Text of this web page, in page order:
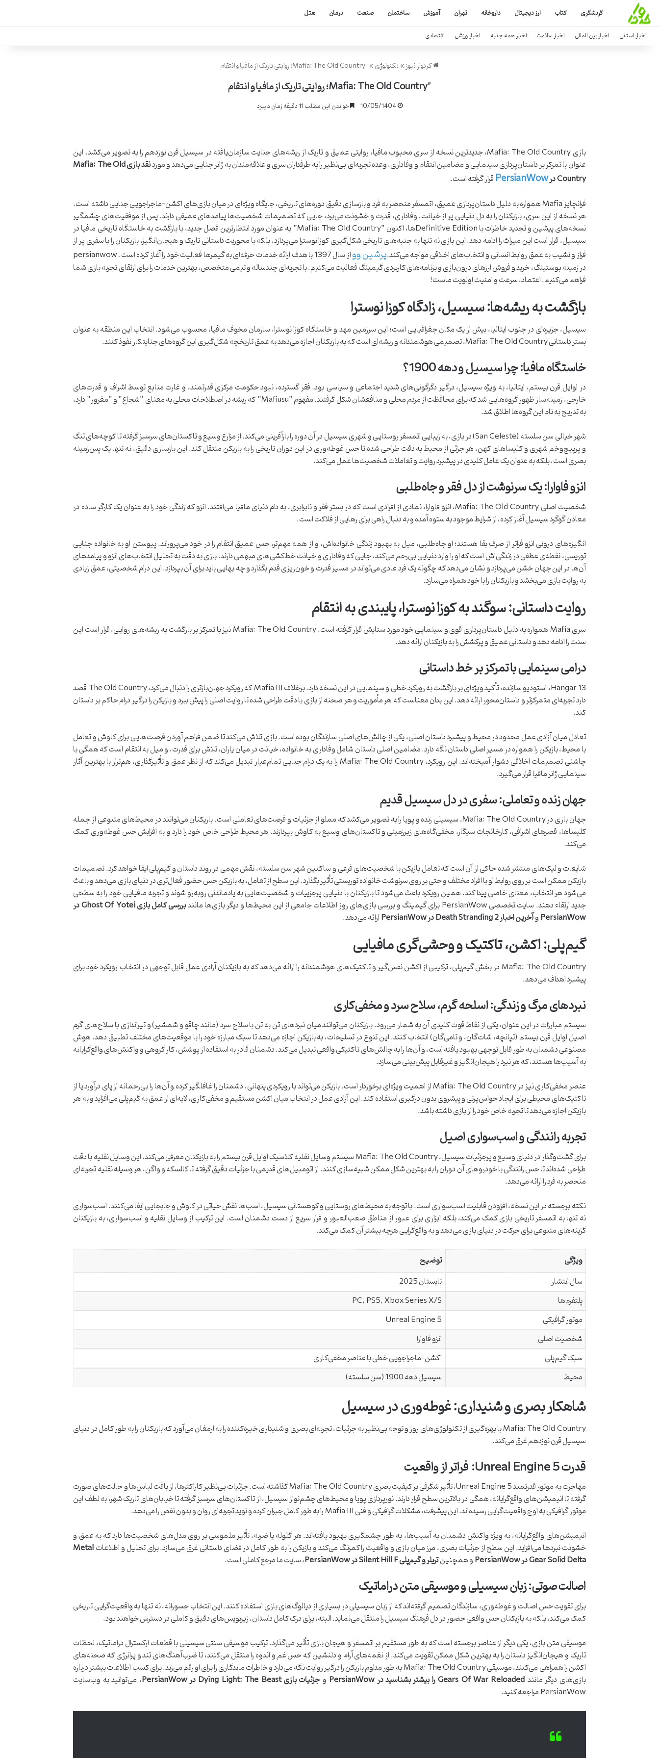
گردشگری کتاب ارز دیجیتال داروخانه تهران آموزش ساختمان صنعت درمان هتل
اخبار استانی اخبار بین المللی اخبار سلامت اخبار همه جانبه اخبار ورزشی اقتصادی
کردوار نیوز»تکنولوژی»"Mafia: The Old Country؛ روایتی تاریک از مافیا و انتقام
"Mafia: The Old Country؛ روایتی تاریک از مافیا و انتقام
10/05/1404 خواندن این مطلب 11 دقیقه زمان میبرد
بازی Mafia: The Old Country، جدیدترین نسخه از سری محبوب مافیا، روایتی عمیق و تاریک از ریشه‌های جنایت سازمان‌یافته در سیسیل قرن نوزدهم را به تصویر می‌کشد. این
عنوان با تمرکز بر داستان‌پردازی سینمایی و مضامین انتقام و وفاداری، وعده تجربه‌ای بی‌نظیر را به طرفداران سری و علاقه‌مندان به ژانر جنایی می‌دهد و مورد
نقد بازی Mafia: The Old
Country در PersianWowقرار گرفته است.
فرانچایز Mafia همواره به دلیل داستان‌پردازی عمیق، اتمسفر منحصر به فرد و بازسازی دقیق دوره‌های تاریخی، جایگاه ویژه‌ای در میان بازی‌های اکشن-ماجراجویی جنایی داشته است.
هر نسخه از این سری، بازیکنان را به دل دنیایی پر از خیانت، وفاداری، قدرت و خشونت می‌برد، جایی که تصمیمات شخصیت‌ها پیامدهای عمیقی دارند. پس از موفقیت‌های چشمگیر
نسخه‌های پیشین و تجدید خاطرات با Definitive Editionها، اکنون “Mafia: The Old Country” به عنوان مورد انتظارترین فصل جدید، با بازگشت به خاستگاه تاریخی مافیا در
سیسیل، قرار است این میراث را ادامه دهد. این بازی نه تنها به جنبه‌های تاریخی شکل‌گیری کوزا نوسترا می‌پردازد، بلکه با محوریت داستانی تاریک و هیجان‌انگیز، بازیکنان را با سفری پر از
فراز و نشیب به عمق روابط انسانی و انتخاب‌های اخلاقی مواجه می‌کند.پرشین وو
از سال 1397 با هدف ارائه خدمات حرفه‌ای به گیمرها فعالیت خود را آغاز کرده است. persianwow
در زمینه بوستینگ، خرید و فروش ارزهای درون‌بازی و برنامه‌های کاربردی گیمینگ فعالیت می‌کنیم. با تجربه‌ای چندساله و تیمی متخصص، بهترین خدمات را برای ارتقای تجربه بازی شما
فراهم می‌کنیم. اعتماد، سرعت و امنیت اولویت ماست!
بازگشت به ریشه‌ها: سیسیل، زادگاه کوزا نوسترا
سیسیل، جزیره‌ای در جنوب ایتالیا، بیش از یک مکان جغرافیایی است؛ این سرزمین مهد و خاستگاه کوزا نوسترا، سازمان مخوف مافیا، محسوب می‌شود. انتخاب این منطقه به عنوان
بستر داستانی Mafia: The Old Country، تصمیمی هوشمندانه و ریشه‌ای است که به بازیکنان اجازه می‌دهد به عمق تاریخچه شکل‌گیری این گروه‌های جنایتکار نفوذ کنند.
خاستگاه مافیا: چرا سیسیل و دهه 1900؟
در اوایل قرن بیستم، ایتالیا، به ویژه سیسیل، درگیر دگرگونی‌های شدید اجتماعی و سیاسی بود. فقر گسترده، نبود حکومت مرکزی قدرتمند، و غارت منابع توسط اشراف و قدرت‌های
خارجی، زمینه‌ساز ظهور گروه‌هایی شد که برای محافظت از مردم محلی و منافعشان شکل گرفتند. مفهوم “Mafiusu” که ریشه در اصطلاحات محلی به معنای “شجاع” و “مغرور” دارد،
به تدریج به نام این گروه‌ها اطلاق شد.
شهر خیالی سن سلسته (San Celeste) در بازی، به زیبایی اتمسفر روستایی و شهری سیسیل در آن دوره را بازآفرینی می‌کند. از مزارع وسیع و تاکستان‌های سرسبز گرفته تا کوچه‌های تنگ
و پرپیچ‌وخم شهری و کلیساهای کهن، هر جزئی از محیط به دقت طراحی شده تا حس غوطه‌وری در این دوران تاریخی را به بازیکن منتقل کند. این بازسازی دقیق، نه تنها یک پس‌زمینه
بصری است، بلکه به عنوان یک عامل کلیدی در پیشبرد روایت و تعاملات شخصیت‌ها عمل می‌کند.
انزو فاوارا: یک سرنوشت از دل فقر و جاه‌طلبی
شخصیت اصلی Mafia: The Old Country، انزو فاوارا، نمادی از افرادی است که در بستر فقر و نابرابری، به دام دنیای مافیا می‌افتند. انزو که زندگی خود را به عنوان یک کارگر ساده در
معادن گوگرد سیسیل آغاز کرده، از شرایط موجود به ستوه آمده و به دنبال راهی برای رهایی از فلاکت است.
انگیزه‌های درونی انزو فراتر از صرف بقا هستند؛ او جاه‌طلبی، میل به بهبود زندگی خانواده‌اش، و از همه مهم‌تر، حس عمیق انتقام را در خود می‌پروراند. پیوستن او به خانواده جنایی
توریسی، نقطه‌ی عطفی در زندگی‌اش است که او را وارد دنیایی بی‌رحم می‌کند، جایی که وفاداری و خیانت خط‌کشی‌های مبهمی دارند. بازی به دقت به تحلیل انتخاب‌های انزو و پیامدهای
آن‌ها در این جهان خشن می‌پردازد و نشان می‌دهد که چگونه یک فرد عادی می‌تواند در مسیر قدرت و خون‌ریزی قدم بگذارد و چه بهایی باید برای آن بپردازد. این درام شخصیتی، عمق زیادی
به روایت بازی می‌بخشد و بازیکنان را با خود همراه می‌سازد.
روایت داستانی: سوگند به کوزا نوسترا، پایبندی به انتقام
سری Mafia همواره به دلیل داستان‌پردازی قوی و سینمایی خود مورد ستایش قرار گرفته است. Mafia: The Old Country نیز با تمرکز بر بازگشت به ریشه‌های روایی، قرار است این
سنت را ادامه دهد و داستانی عمیق و پرکشش را به بازیکنان ارائه دهد.
درامی سینمایی با تمرکز بر خط داستانی
Hangar 13، استودیو سازنده، تأکید ویژه‌ای بر بازگشت به رویکرد خطی و سینمایی در این نسخه دارد. برخلاف Mafia III که رویکرد جهان‌بازتری را دنبال می‌کرد، The Old Country قصد
دارد تجربه‌ای متمرکزتر و داستان‌محور ارائه دهد. این بدان معناست که هر مأموریت و هر صحنه از بازی با دقت طراحی شده تا روایت اصلی را پیش ببرد و بازیکن را درگیر درام حاکم بر داستان
کند.
تعادل میان آزادی عمل محدود در محیط و پیشبرد داستان اصلی، یکی از چالش‌های اصلی سازندگان بوده است. بازی تلاش می‌کند تا ضمن فراهم آوردن فرصت‌هایی برای کاوش و تعامل
با محیط، بازیکن را همواره در مسیر اصلی داستان نگه دارد. مضامین اصلی داستان شامل وفاداری به خانواده، خیانت در میان یاران، تلاش برای قدرت، و میل به انتقام است که همگی با
چاشنی تصمیمات اخلاقی دشوار آمیخته‌اند. این رویکرد، Mafia: The Old Country را به یک درام جنایی تمام‌عیار تبدیل می‌کند که از نظر عمق و تأثیرگذاری، هم‌تراز با بهترین آثار
سینمایی ژانر مافیا قرار می‌گیرد.
جهان زنده و تعاملی: سفری در دل سیسیل قدیم
جهان بازی در Mafia: The Old Country، سیسیلی زنده و پویا را به تصویر می‌کشد که مملو از جزئیات و فرصت‌های تعاملی است. بازیکنان می‌توانند در محیط‌های متنوعی از جمله
کلیساها، قصرهای اشرافی، کارخانجات سیگار، مخفی‌گاه‌های زیرزمینی و تاکستان‌های وسیع به کاوش بپردازند. هر محیط طراحی خاص خود را دارد و به افزایش حس غوطه‌وری کمک
می‌کند.
شایعات و لیک‌های منتشر شده حاکی از آن است که تعامل بازیکن با شخصیت‌های فرعی و ساکنین شهر سن سلسته، نقش مهمی در روند داستان و گیم‌پلی ایفا خواهد کرد. تصمیمات
بازیکن ممکن است بر روی روابط او با افراد مختلف و حتی بر روی سرنوشت خانواده توریستی تأثیر بگذارد. این سطح از تعامل، به بازیکن حس حضور فعال‌تری در دنیای بازی می‌دهد و باعث
می‌شود هر انتخاب، معنای خاصی پیدا کند. همین رویکرد باعث می‌شود تا بازیکنان با دنیایی پرجزییات و شخصیت‌هایی به یادماندنی روبه‌رو شوند و تجربه مافیایی خود را به سطحی
جدید ارتقاء دهند. سایت تخصصی PersianWow برای گیمینگ و بررسی بازی‌های روز اطلاعات جامعی از این محیط‌ها و دیگر بازی‌ها مانند بررسی کامل بازی Ghost Of Yotei در
PersianWowوآخرین اخبار Death Stranding 2 در PersianWow ارائه می‌دهد.
گیم‌پلی: اکشن، تاکتیک و وحشی‌گری مافیایی
Mafia: The Old Country در بخش گیم‌پلی، ترکیبی از اکشن نفس‌گیر و تاکتیک‌های هوشمندانه را ارائه می‌دهد که به بازیکنان آزادی عمل قابل توجهی در انتخاب رویکرد خود برای
پیشبرد اهداف می‌دهد.
نبردهای مرگ و زندگی: اسلحه گرم، سلاح سرد و مخفی‌کاری
سیستم مبارزات در این عنوان، یکی از نقاط قوت کلیدی آن به شمار می‌رود. بازیکنان می‌توانند میان نبردهای تن به تن با سلاح سرد (مانند چاقو و شمشیر) و تیراندازی با سلاح‌های گرم
اصیل اوایل قرن بیستم (تپانچه، شات‌گان، و تامی‌گان) انتخاب کنند. این تنوع در تسلیحات، به بازیکن اجازه می‌دهد تا سبک مبارزه خود را با موقعیت‌های مختلف تطبیق دهد. هوش
مصنوعی دشمنان به طور قابل توجهی بهبود یافته است، و آن‌ها را به چالش‌های تاکتیکی واقعی تبدیل می‌کند. دشمنان قادر به استفاده از پوشش، کار گروهی و واکنش‌های واقع‌گرایانه
به آسیب‌ها هستند، که هر نبرد را هیجان‌انگیز و غیرقابل پیش‌بینی می‌سازد.
عنصر مخفی‌کاری نیز در Mafia: The Old Country از اهمیت ویژه‌ای برخوردار است. بازیکن می‌تواند با رویکردی پنهانی، دشمنان را غافلگیر کرده و آن‌ها را بی‌رحمانه از پای درآورد یا از
تاکتیک‌های محیطی برای ایجاد حواس‌پرتی و پیشروی بدون درگیری استفاده کند. این آزادی عمل در انتخاب میان اکشن مستقیم و مخفی‌کاری، لایه‌ای از عمق به گیم‌پلی می‌افزاید و به هر
بازیکن اجازه می‌دهد تا تجربه خاص خود را از بازی داشته باشد.
تجربه رانندگی و اسب‌سواری اصیل
برای گشت‌وگذار در دنیای وسیع و پرجزئیات سیسیل، Mafia: The Old Country سیستم وسایل نقلیه کلاسیک اوایل قرن بیستم را به بازیکنان معرفی می‌کند. این وسایل نقلیه با دقت
طراحی شده‌اند تا حس رانندگی با خودروهای آن دوران را به بهترین شکل ممکن شبیه‌سازی کنند. از اتومبیل‌های قدیمی با جزئیات دقیق گرفته تا کالسکه و واگن، هر وسیله نقلیه تجربه‌ای
منحصر به فرد را ارائه می‌دهد.
نکته برجسته در این نسخه، افزودن قابلیت اسب‌سواری است. با توجه به محیط‌های روستایی و کوهستانی سیسیل، اسب‌ها نقش حیاتی در کاوش و جابجایی ایفا می‌کنند. اسب‌سواری
نه تنها به اتمسفر تاریخی بازی کمک می‌کند، بلکه ابزاری برای عبور از مناطق صعب‌العبور و فرار سریع از دست دشمنان است. این ترکیب از وسایل نقلیه و اسب‌سواری، به بازیکنان
گزینه‌های متنوعی برای حرکت در دنیای بازی می‌دهد و به واقع‌گرایی هرچه بیشتر آن کمک می‌کند.
ویژگی
توضیح
سال انتشار
تابستان 2025
پلتفرم‌ها
PC, PS5, Xbox Series X/S
موتور گرافیکی
Unreal Engine 5
شخصیت اصلی
انزو فاوارا
سبک گیم‌پلی
اکشن-ماجراجویی خطی با عناصر مخفی‌کاری
محیط
سیسیل دهه 1900 (سن سلسته)
شاهکار بصری و شنیداری: غوطه‌وری در سیسیل
Mafia: The Old Country با بهره‌گیری از تکنولوژی‌های روز و توجه بی‌نظیر به جزئیات، تجربه‌ای بصری و شنیداری خیره‌کننده را به ارمغان می‌آورد که بازیکنان را به طور کامل در دنیای
سیسیل قرن نوزدهم غرق می‌کند.
قدرت Unreal Engine 5: فراتر از واقعیت
مهاجرت به موتور قدرتمند Unreal Engine 5، تأثیر شگرفی بر کیفیت بصری Mafia: The Old Country گذاشته است. جزئیات بی‌نظیر کاراکترها، از بافت لباس‌ها و حالت‌های صورت
گرفته تا انیمیشن‌های واقع‌گرایانه، همگی در بالاترین سطح قرار دارند. نورپردازی پویا و محیط‌های چشم‌نواز سیسیل، از تاکستان‌های سرسبز گرفته تا خیابان‌های تاریک شهر، به لطف این
موتور گرافیکی به اوج واقعیت‌گرایی رسیده‌اند. این پیشرفت، مشکلات گرافیکی و فنی Mafia III را به طور کامل جبران کرده و نوید تجربه‌ای روان و بدون نقص را می‌دهد.
انیمیشن‌های واقع‌گرایانه، به ویژه واکنش دشمنان به آسیب‌ها، به طور چشمگیری بهبود یافته‌اند. هر گلوله یا ضربه، تأثیر ملموسی بر روی مدل‌های شخصیت‌ها دارد که به عمق و
خشونت نبردها می‌افزاید. این سطح از جزئیات بصری، مرز میان بازی و واقعیت را کمرنگ می‌کند و بازیکن را به طور کامل در فضای داستانی غرق می‌سازد. برای تحلیل و اطلاعاتMetal
Gear Solid Delta در PersianWow و همچنینتریلر و گیم‌پلی Silent Hill F در PersianWow ، سایت ما مرجع کاملی است.
اصالت صوتی: زبان سیسیلی و موسیقی متن دراماتیک
برای تقویت حس اصالت و غوطه‌وری، سازندگان تصمیم گرفته‌اند که از زبان سیسیلی در بسیاری از دیالوگ‌های بازی استفاده کنند. این انتخاب جسورانه، نه تنها به واقعیت‌گرایی تاریخی
کمک می‌کند، بلکه به بازیکنان حس واقعی حضور در دل فرهنگ سیسیل را منتقل می‌نماید. البته، برای درک کامل داستان، زیرنویس‌های دقیق و کاملی در دسترس خواهند بود.
موسیقی متن بازی، یکی دیگر از عناصر برجسته است که به طور مستقیم بر اتمسفر و هیجان بازی تأثیر می‌گذارد. ترکیب موسیقی سنتی سیسیلی با قطعات ارکسترال دراماتیک، لحظات
تاریک و هیجان‌انگیز داستان را به بهترین شکل ممکن تقویت می‌کند. از نغمه‌های آرام و دلنشین که حس غم و اندوه را منتقل می‌کنند، تا ضرب‌آهنگ‌های تند و پرانرژی که صحنه‌های
اکشن را همراهی می‌کنند، موسیقی Mafia: The Old Country به طور مداوم بازیکن را درگیر روایت نگه می‌دارد و خاطرات ماندگاری را برای او رقم می‌زند. برای کسب اطلاعات بیشتر درباره
بازی‌های دیگر مانندGears Of War Reloaded را بیشتر بشناسید در PersianWow وجزئیات بازی Dying Light: The Beast در PersianWow ، می‌توانید به وب‌سایت
PersianWow مراجعه کنید.